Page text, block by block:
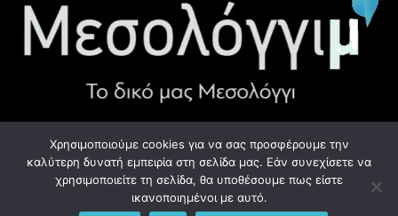
ΧΡΉΣΙΜΑ LINK
Προσωπικά Δεδομένα - GDPR
Χρησιμοποιούμε cookies για να σας προσφέρουμε την
καλύτερη δυνατή εμπειρία στη σελίδα μας. Εάν συνεχίσετε να
χρησιμοποιείτε τη σελίδα, θα υποθέσουμε πως είστε
ικανοποιημένοι με αυτό.